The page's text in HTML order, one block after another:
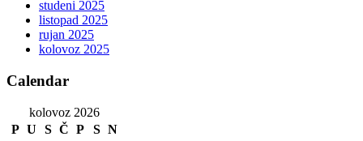
studeni 2025
listopad 2025
rujan 2025
kolovoz 2025
Calendar
kolovoz 2026
P U S Č P S N